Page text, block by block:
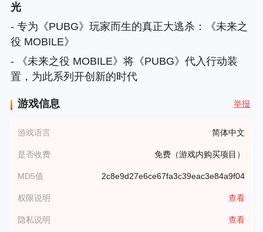
光
- 专为《PUBG》玩家而生的真正大逃杀：《未来之
役 MOBILE》
- 《未来之役 MOBILE》将《PUBG》代入行动装
置，为此系列开创新的时代
游戏信息 举报
游戏语言 简体中文
是否收费 免费（游戏内购买项目）
MD5值 2c8e9d27e6ce67fa3c39eac3e84a9f04
权限说明 查看
隐私说明 查看